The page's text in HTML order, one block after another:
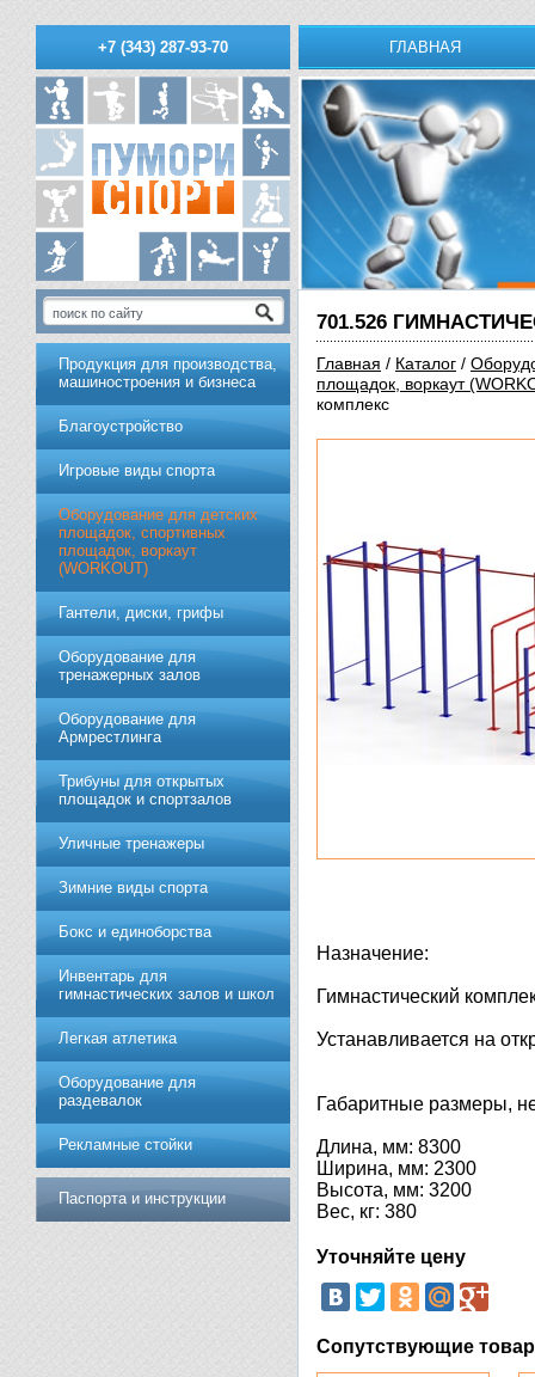
+7 (343) 287-93-70 ГЛАВНАЯ
701.526
Главная / Каталог /
площадок, воркаут
комплекс
Назначение:
Гимнастический
Устанавливается на
Габаритные размеры,
Длина, мм: 8300
Ширина, мм: 2300
Высота, мм: 3200
Вес, кг: 380
Уточняйте цену
Сопутствующие
Продукция для производства,
машиностроения и бизнеса
Благоустройство
Игровые виды спорта
Оборудование для детских
площадок, спортивных
площадок, воркаут
(WORKOUT)
Гантели, диски, грифы
Обoрудoвание для
трeнажерных залoв
Оборудование для
Армрестлинга
Трибуны для открытых
площадок и спортзалов
Уличные тренажеры
Зимние виды спорта
Бокс и единоборства
Инвентарь для
гимнастических залов и школ
Легкая атлетика
Оборудование для
раздевалок
Рекламные стойки
Паспорта и инструкции